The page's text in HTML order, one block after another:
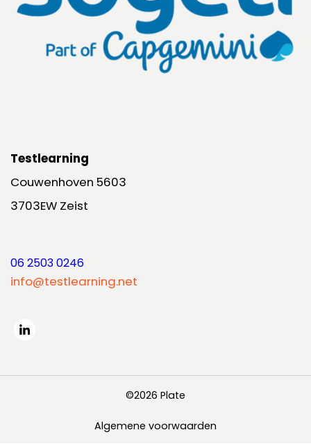
Testlearning
Couwenhoven 5603
3703EW Zeist
06 2503 0246
info@testlearning.net
©2026 Plate
Algemene voorwaarden